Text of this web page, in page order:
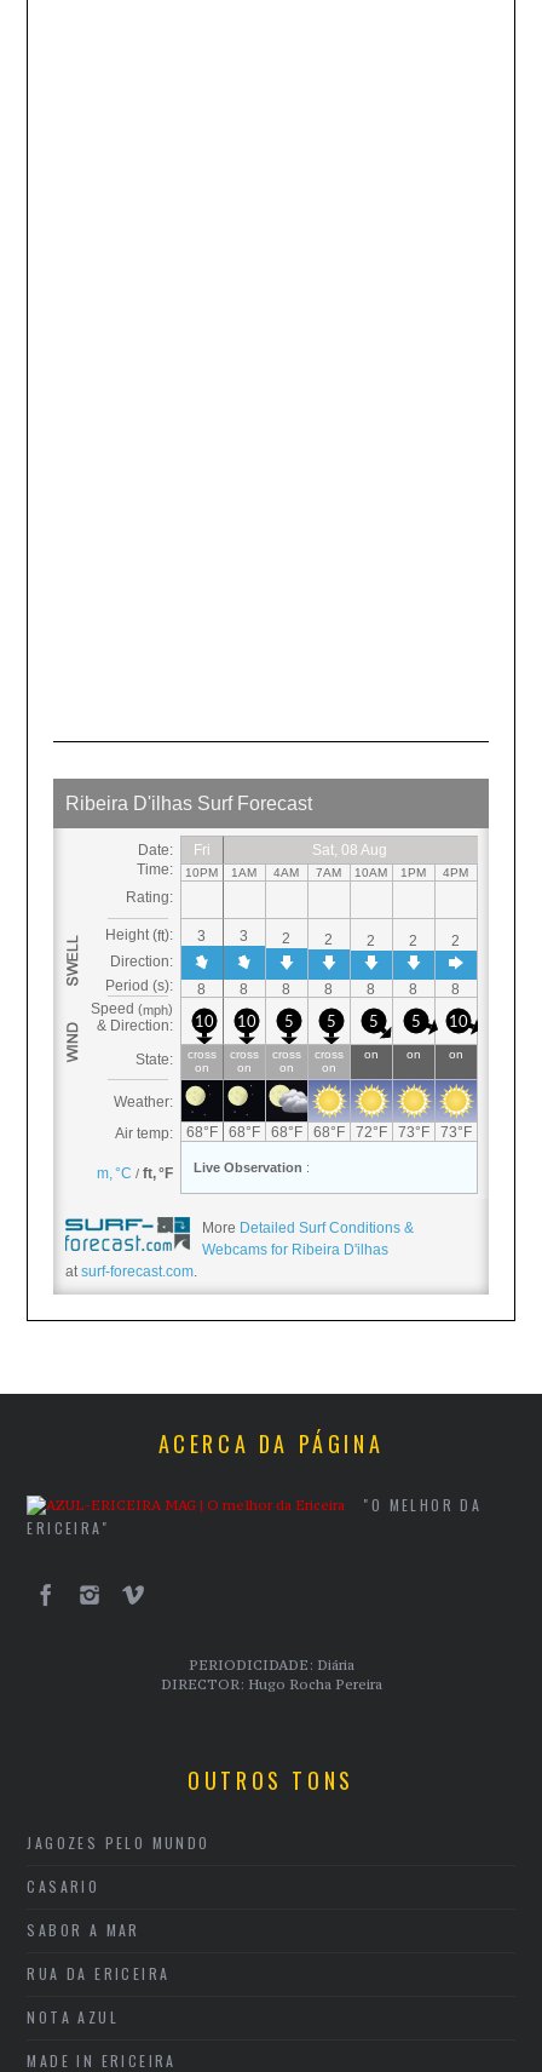
More Detailed Surf Conditions &
Webcams for Ribeira D'ilhas
atsurf-forecast.com.
ACERCA DA PÁGINA
"O MELHOR DA
ERICEIRA"
PERIODICIDADE: Diária
DIRECTOR: Hugo Rocha Pereira
OUTROS TONS
JAGOZES PELO MUNDO
CASARIO
SABOR A MAR
RUA DA ERICEIRA
NOTA AZUL
MADE IN ERICEIRA